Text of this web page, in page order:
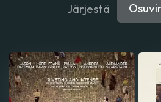
Järjestä